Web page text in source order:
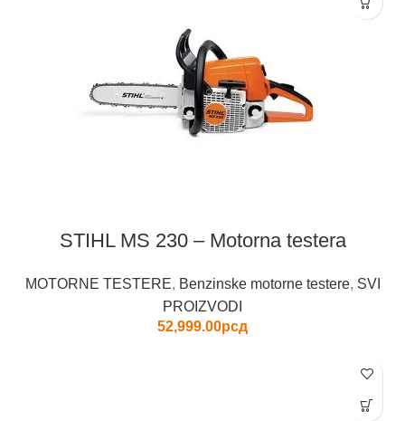
45,299.00рсд
STIHL MS 230 – Motorna testera
MOTORNE TESTERE, Benzinske motorne testere, SVI
PROIZVODI
52,999.00рсд